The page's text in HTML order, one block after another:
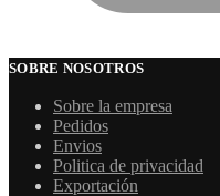
SOBRE NOSOTROS
Sobre la empresa
Pedidos
Envios
Politica de privacidad
Exportación